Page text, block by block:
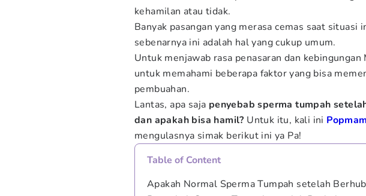
kehamilan atau tidak.
Banyak pasangan yang merasa cemas saat situasi
sebenarnya ini adalah hal yang cukup umum.
Untuk menjawab rasa penasaran dan
untuk memahami beberapa faktor yang bisa
pembuahan.
Lantas, apa saja penyebab sperma tumpah
dan apakah bisa hamil? Untuk itu, kali ini
mengulasnya simak berikut ini ya Pa!
Table of Content
Apakah Normal Sperma Tumpah setelah